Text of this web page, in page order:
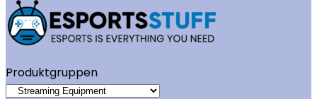
Produktgruppen